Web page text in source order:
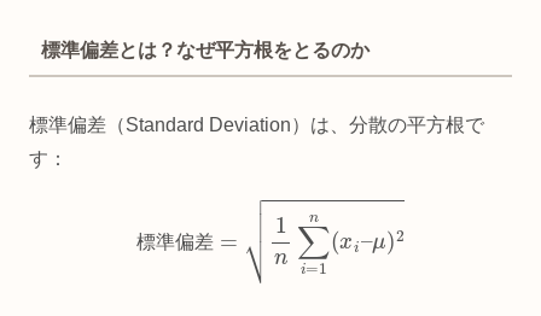
標準偏差とは？なぜ平方根をとるのか
標準偏差（Standard Deviation）は、分散の平方根で
す：
標準偏 差
n∑i=1n(xi–μ)2